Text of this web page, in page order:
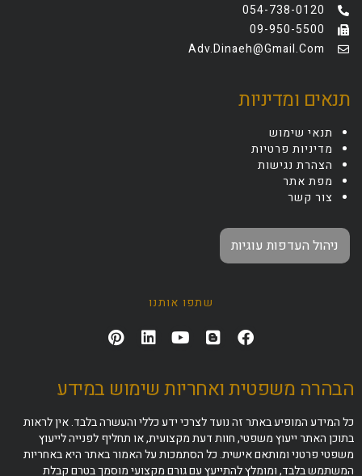
054-738-0120
09-950-5500
Adv.dinaeh@gmail.com
תנאים ומדיניות
תנאי שימוש
מדיניות פרטיות
הצהרת נגישות
מפת אתר
צור קשר
ניהול העדפות עוגיות
שתפו אותנו
הבהרה משפטית ואחריות שימוש במידע
כל המידע המופיע באתר זה נועד לצרכי ידע כללי והעשרה בלבד. אין לראות
בתוכן האתר ייעוץ משפטי, חוות דעת מקצועית, או תחליף לפנייה לייעוץ
משפטי פרטני ומותאם אישית. כל הסתמכות על האמור באתר היא באחריות
המשתמש בלבד, ומומלץ להתייעץ עם גורם מקצועי מוסמך בטרם קבלת